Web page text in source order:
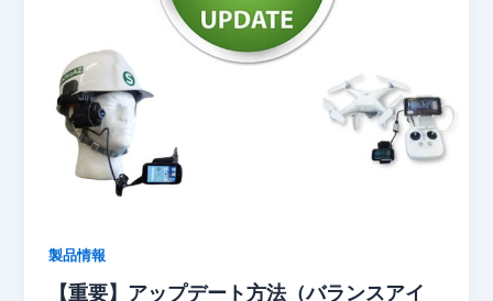
製品情報
【重要】アップデート方法（バランスアイ